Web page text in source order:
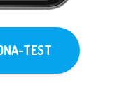
TEST